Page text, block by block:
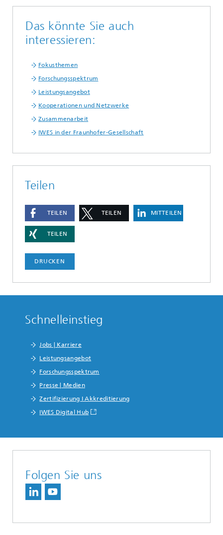
Das könnte Sie auch
interessieren:
Fokusthemen
Forschungsspektrum
Leistungsangebot
Kooperationen und Netzwerke
Zusammenarbeit
IWES in der Fraunhofer-Gesellschaft
Teilen
TEILEN TEILEN MITTEILEN
TEILEN
DRUCKEN
Schnelleinstieg
Jobs | Karriere
Leistungsangebot
Forschungsspektrum
Presse | Medien
Zertifizierung I Akkreditierung
IWES Digital Hub
Folgen Sie uns